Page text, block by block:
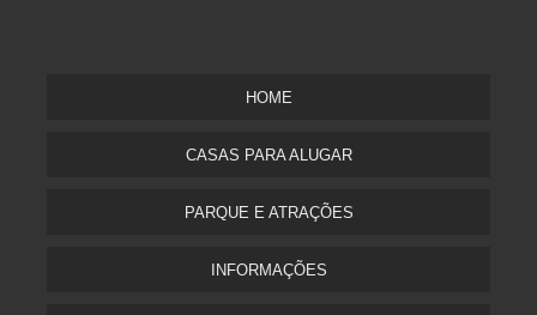
HOME
CASAS PARA ALUGAR
PARQUE E ATRAÇÕES
INFORMAÇÕES